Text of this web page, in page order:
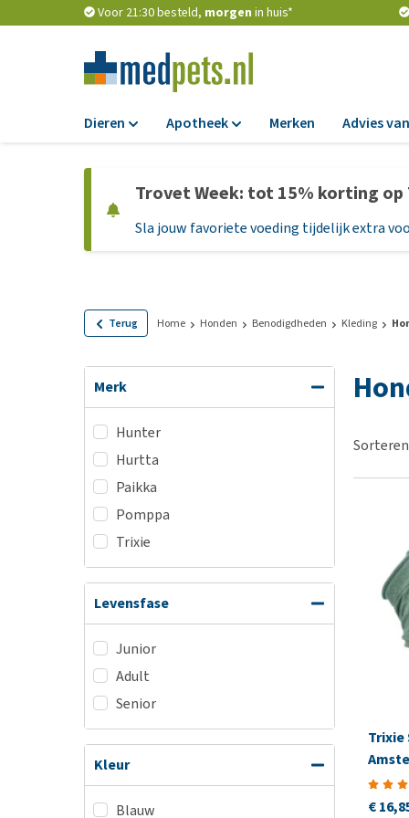
Voor 21:30 besteld, morgen in huis*
Dieren
Hondenbrokken
Natvoer
Graanvrij
Glutenvrij
Biologisch
Vegan
Apotheek
Vlooien en teken
Ontworming
Probiotica en
Medische
BARF
Puppy apotheek
Merken Advies
Trovet Week: tot 15% korting
Sla jouw favoriete voeding tijdelijk extra
Terug Home Honden Benodigdheden Kleding
Merk
Hunter
Hurtta
Paikka
Pomppa
Trixie
Levensfase
Junior
Adult
Senior
Kleur
Blauw
€